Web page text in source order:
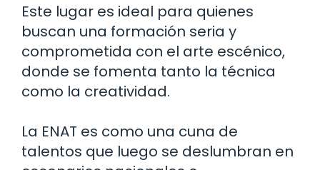
Este lugar es ideal para quienes
buscan una formación seria y
comprometida con el arte escénico,
donde se fomenta tanto la técnica
como la creatividad.
La ENAT es como una cuna de
talentos que luego se deslumbran en